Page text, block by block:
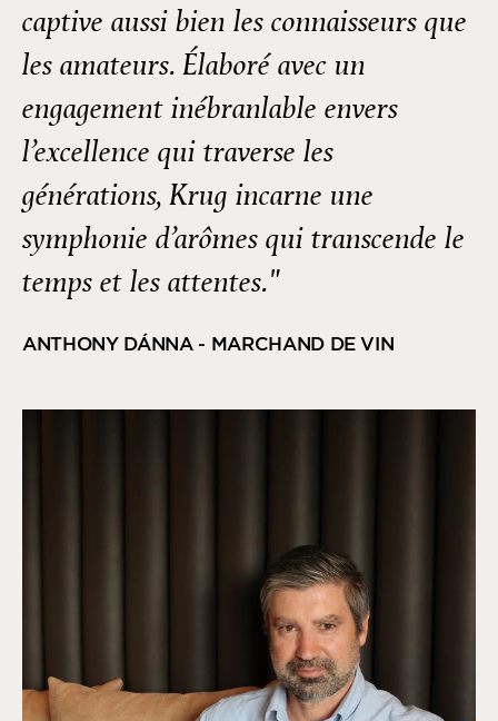
captive aussi bien les connaisseurs que
les amateurs. Élaboré avec un
engagement inébranlable envers
l’excellence qui traverse les
générations, Krug incarne une
symphonie d’arômes qui transcende le
temps et les attentes."
ANTHONY DÁNNA - MARCHAND DE VIN